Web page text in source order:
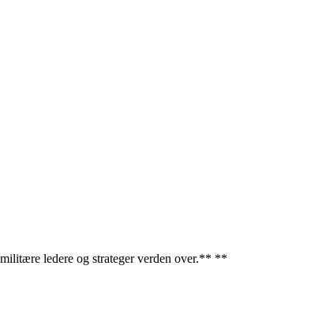
ledere og strateger verden over.** **